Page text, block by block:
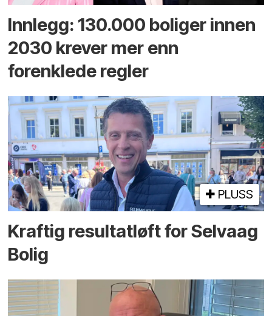
Innlegg: 130.000 boliger innen
2030 krever mer enn
forenklede regler
PLUSS
Kraftig resultatløft for Selvaag
Bolig